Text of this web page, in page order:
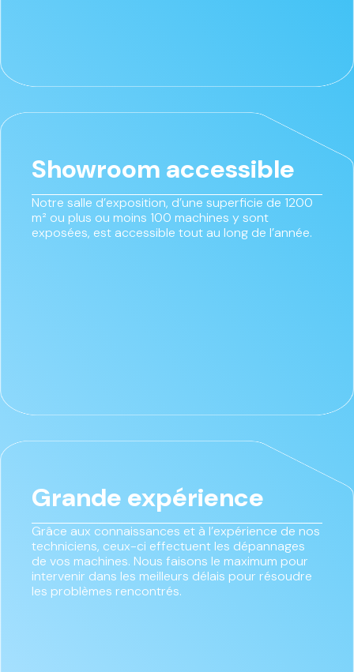
Showroom accessible
Notre salle d’exposition, d’une superficie de 1200
m² ou plus ou moins 100 machines y sont
exposées, est accessible tout au long de l’année.
Grande expérience
Grâce aux connaissances et à l’expérience de nos
techniciens, ceux-ci effectuent les dépannages
de vos machines. Nous faisons le maximum pour
intervenir dans les meilleurs délais pour résoudre
les problèmes rencontrés.